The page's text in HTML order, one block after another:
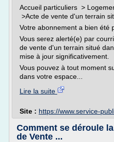
Accueil particuliers >
>Acte de vente d'un terrain
Votre abonnement a bien été
Vous serez alerté(e) par
de vente d'un terrain situé
mise à jour significativement.
Vous pouvez à tout moment
dans votre espace...
Lire la suite
Site : https://www.service-
Comment se déroule
de Vente ...